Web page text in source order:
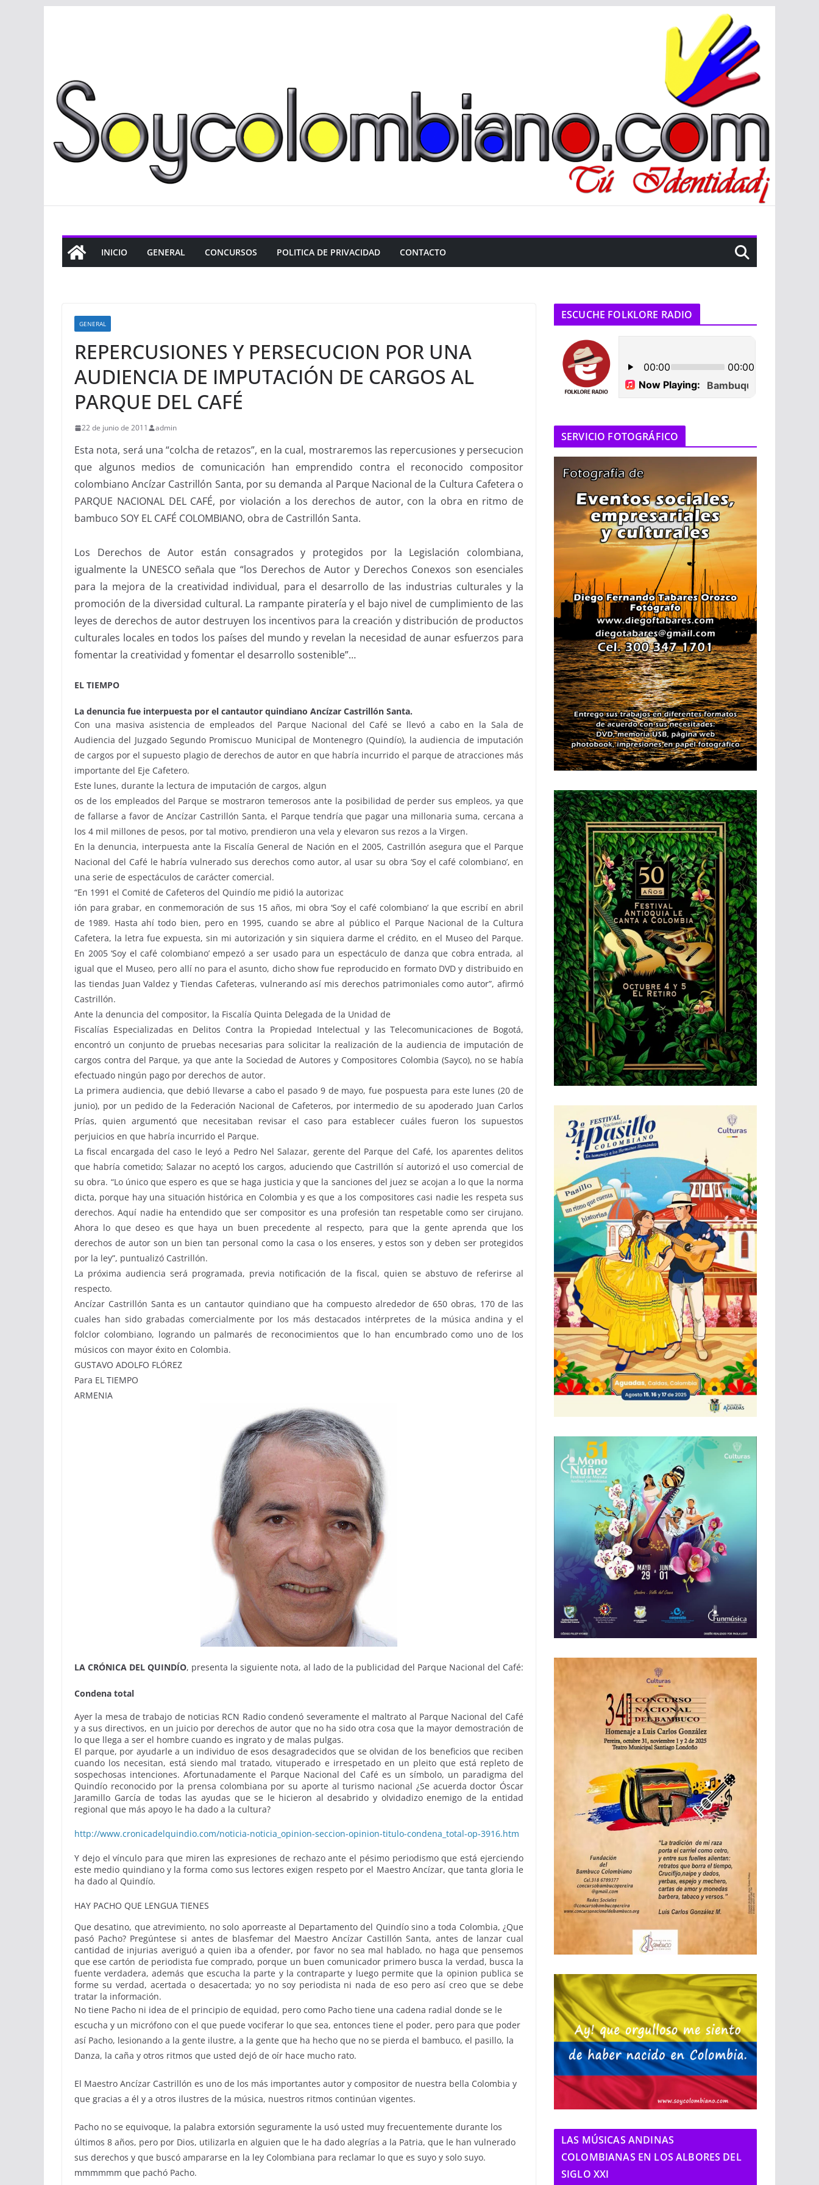
INICIO GENERAL CONCURSOS POLITICA DE PRIVACIDAD CONTACTO
GENERAL
REPERCUSIONES Y PERSECUCION POR UNA
AUDIENCIA DE IMPUTACIÓN DE CARGOS AL
PARQUE DEL CAFÉ
22 de junio de 2011 admin
Esta nota, será una “colcha de retazos”, en la cual, mostraremos las repercusiones y persecucion
que algunos medios de comunicación han emprendido contra el reconocido compositor
colombiano Ancízar Castrillón Santa, por su demanda al Parque Nacional de la Cultura Cafetera o
PARQUE NACIONAL DEL CAFÉ, por violación a los derechos de autor, con la obra en ritmo de
bambuco SOY EL CAFÉ COLOMBIANO, obra de Castrillón Santa.
Los Derechos de Autor están consagrados y protegidos por la Legislación colombiana,
igualmente la UNESCO señala que “los Derechos de Autor y Derechos Conexos son esenciales
para la mejora de la creatividad individual, para el desarrollo de las industrias culturales y la
promoción de la diversidad cultural. La rampante piratería y el bajo nivel de cumplimiento de las
leyes de derechos de autor destruyen los incentivos para la creación y distribución de productos
culturales locales en todos los países del mundo y revelan la necesidad de aunar esfuerzos para
fomentar la creatividad y fomentar el desarrollo sostenible”…
EL TIEMPO
La denuncia fue interpuesta por el cantautor quindiano Ancízar Castrillón Santa.
Con una masiva asistencia de empleados del Parque Nacional del Café se llevó a cabo en la Sala de
Audiencia del Juzgado Segundo Promiscuo Municipal de Montenegro (Quindío), la audiencia de imputación
de cargos por el supuesto plagio de derechos de autor en que habría incurrido el parque de atracciones más
importante del Eje Cafetero.
Este lunes, durante la lectura de imputación de cargos, algun
os de los empleados del Parque se mostraron temerosos ante la posibilidad de perder sus empleos, ya que
de fallarse a favor de Ancízar Castrillón Santa, el Parque tendría que pagar una millonaria suma, cercana a
los 4 mil millones de pesos, por tal motivo, prendieron una vela y elevaron sus rezos a la Virgen.
En la denuncia, interpuesta ante la Fiscalía General de Nación en el 2005, Castrillón asegura que el Parque
Nacional del Café le habría vulnerado sus derechos como autor, al usar su obra ‘Soy el café colombiano’, en
una serie de espectáculos de carácter comercial.
“En 1991 el Comité de Cafeteros del Quindío me pidió la autorizac
ión para grabar, en conmemoración de sus 15 años, mi obra ‘Soy el café colombiano’ la que escribí en abril
de 1989. Hasta ahí todo bien, pero en 1995, cuando se abre al público el Parque Nacional de la Cultura
Cafetera, la letra fue expuesta, sin mi autorización y sin siquiera darme el crédito, en el Museo del Parque.
En 2005 ‘Soy el café colombiano’ empezó a ser usado para un espectáculo de danza que cobra entrada, al
igual que el Museo, pero allí no para el asunto, dicho show fue reproducido en formato DVD y distribuido en
las tiendas Juan Valdez y Tiendas Cafeteras, vulnerando así mis derechos patrimoniales como autor”, afirmó
Castrillón.
Ante la denuncia del compositor, la Fiscalía Quinta Delegada de la Unidad de
Fiscalías Especializadas en Delitos Contra la Propiedad Intelectual y las Telecomunicaciones de Bogotá,
encontró un conjunto de pruebas necesarias para solicitar la realización de la audiencia de imputación de
cargos contra del Parque, ya que ante la Sociedad de Autores y Compositores Colombia (Sayco), no se había
efectuado ningún pago por derechos de autor.
La primera audiencia, que debió llevarse a cabo el pasado 9 de mayo, fue pospuesta para este lunes (20 de
junio), por un pedido de la Federación Nacional de Cafeteros, por intermedio de su apoderado Juan Carlos
Prías, quien argumentó que necesitaban revisar el caso para establecer cuáles fueron los supuestos
perjuicios en que habría incurrido el Parque.
La fiscal encargada del caso le leyó a Pedro Nel Salazar, gerente del Parque del Café, los aparentes delitos
que habría cometido; Salazar no aceptó los cargos, aduciendo que Castrillón sí autorizó el uso comercial de
su obra. “Lo único que espero es que se haga justicia y que la sanciones del juez se acojan a lo que la norma
dicta, porque hay una situación histórica en Colombia y es que a los compositores casi nadie les respeta sus
derechos. Aquí nadie ha entendido que ser compositor es una profesión tan respetable como ser cirujano.
Ahora lo que deseo es que haya un buen precedente al respecto, para que la gente aprenda que los
derechos de autor son un bien tan personal como la casa o los enseres, y estos son y deben ser protegidos
por la ley”, puntualizó Castrillón.
La próxima audiencia será programada, previa notificación de la fiscal, quien se abstuvo de referirse al
respecto.
Ancízar Castrillón Santa es un cantautor quindiano que ha compuesto alrededor de 650 obras, 170 de las
cuales han sido grabadas comercialmente por los más destacados intérpretes de la música andina y el
folclor colombiano, logrando un palmarés de reconocimientos que lo han encumbrado como uno de los
músicos con mayor éxito en Colombia.
GUSTAVO ADOLFO FLÓREZ
Para EL TIEMPO
ARMENIA
LA CRÓNICA DEL QUINDÍO, presenta la siguiente nota, al lado de la publicidad del Parque Nacional del Café:
Condena total
Ayer la mesa de trabajo de noticias RCN Radio condenó severamente el maltrato al Parque Nacional del Café
y a sus directivos, en un juicio por derechos de autor que no ha sido otra cosa que la mayor demostración de
lo que llega a ser el hombre cuando es ingrato y de malas pulgas.
El parque, por ayudarle a un individuo de esos desagradecidos que se olvidan de los beneficios que reciben
cuando los necesitan, está siendo mal tratado, vituperado e irrespetado en un pleito que está repleto de
sospechosas intenciones. Afortunadamente el Parque Nacional del Café es un símbolo, un paradigma del
Quindío reconocido por la prensa colombiana por su aporte al turismo nacional ¿Se acuerda doctor Óscar
Jaramillo García de todas las ayudas que se le hicieron al desabrido y olvidadizo enemigo de la entidad
regional que más apoyo le ha dado a la cultura?
http://www.cronicadelquindio.com/noticia-noticia_opinion-seccion-opinion-titulo-condena_total-op-3916.htm
Y dejo el vínculo para que miren las expresiones de rechazo ante el pésimo periodismo que está ejerciendo
este medio quindiano y la forma como sus lectores exigen respeto por el Maestro Ancízar, que tanta gloria le
ha dado al Quindío.
HAY PACHO QUE LENGUA TIENES
Que desatino, que atrevimiento, no solo aporreaste al Departamento del Quindío sino a toda Colombia, ¿Que
pasó Pacho? Pregúntese si antes de blasfemar del Maestro Ancízar Castillón Santa, antes de lanzar cual
cantidad de injurias averiguó a quien iba a ofender, por favor no sea mal hablado, no haga que pensemos
que ese cartón de periodista fue comprado, porque un buen comunicador primero busca la verdad, busca la
fuente verdadera, además que escucha la parte y la contraparte y luego permite que la opinion publica se
forme su verdad, acertada o desacertada; yo no soy periodista ni nada de eso pero así creo que se debe
tratar la información.
No tiene Pacho ni idea de el principio de equidad, pero como Pacho tiene una cadena radial donde se le
escucha y un micrófono con el que puede vociferar lo que sea, entonces tiene el poder, pero para que poder
así Pacho, lesionando a la gente ilustre, a la gente que ha hecho que no se pierda el bambuco, el pasillo, la
Danza, la caña y otros ritmos que usted dejó de oír hace mucho rato.
El Maestro Ancízar Castrillón es uno de los más importantes autor y compositor de nuestra bella Colombia y
que gracias a él y a otros ilustres de la música, nuestros ritmos continúan vigentes.
Pacho no se equivoque, la palabra extorsión seguramente la usó usted muy frecuentemente durante los
últimos 8 años, pero por Dios, utilizarla en alguien que le ha dado alegrías a la Patria, que le han vulnerado
sus derechos y que buscó ampararse en la ley Colombiana para reclamar lo que es suyo y solo suyo.
mmmmmm que pachó Pacho.
ESCUCHE FOLKLORE RADIO
SERVICIO FOTOGRÁFICO
LAS MÚSICAS ANDINAS
COLOMBIANAS EN LOS ALBORES DEL
SIGLO XXI